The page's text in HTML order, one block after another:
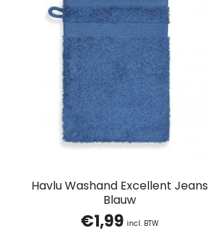
Havlu Washand Excellent Jeans
Blauw
€1,99 incl. BTW